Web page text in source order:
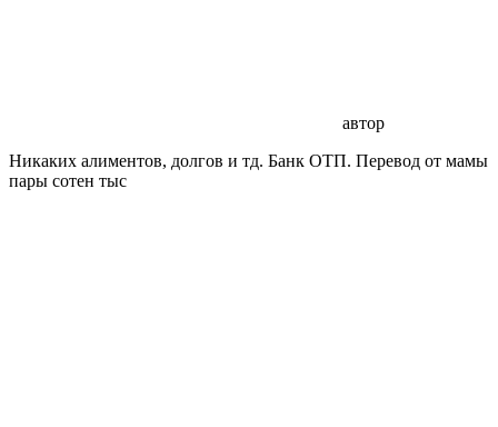
автор
Никаких алиментов, долгов и тд. Банк ОТП. Перевод от мамы
пары сотен тыс